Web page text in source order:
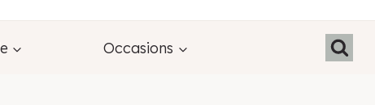
Occasions